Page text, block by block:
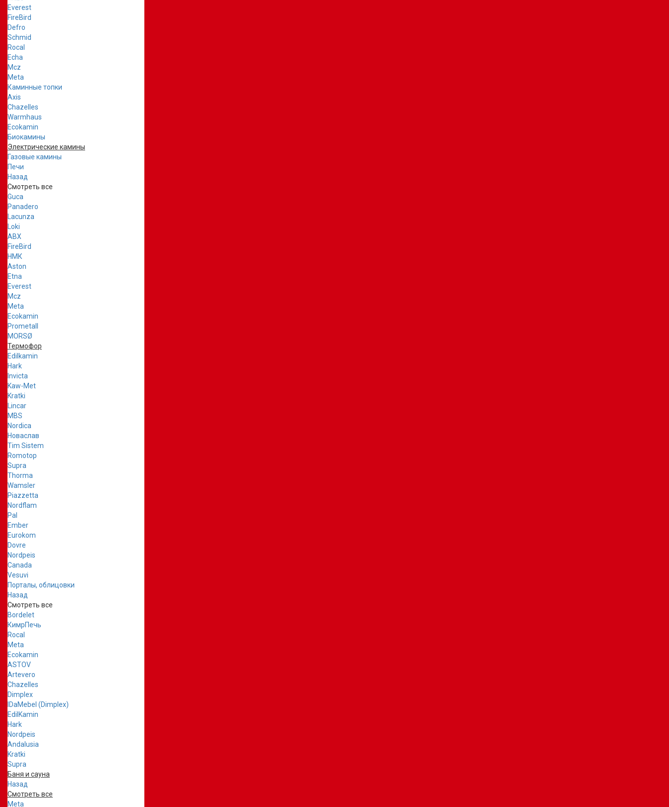
Everest
FireBird
Defro
Schmid
Rocal
Echa
Mcz
Meta
Каминные топки
Axis
Chazelles
Warmhaus
Ecokamin
Биокамины
Электрические камины
Газовые камины
Печи
Назад
Смотреть все
Guca
Panadero
Lacunza
Loki
ABX
FireBird
НМК
Aston
Etna
Everest
Mcz
Meta
Ecokamin
Prometall
MORSØ
Термофор
Edilkamin
Hark
Invicta
Kaw-Met
Kratki
Lincar
MBS
Nordica
Новаслав
Tim Sistem
Romotop
Supra
Thorma
Wamsler
Piazzetta
Nordflam
Pal
Ember
Eurokom
Dovre
Nordpeis
Canada
Vesuvi
Порталы, облицовки
Назад
Смотреть все
Bordelet
КимрПечь
Rocal
Meta
Ecokamin
ASTOV
Artevero
Chazelles
Dimplex
IDaMebel (Dimplex)
EdilKamin
Hark
Nordpeis
Andalusia
Kratki
Supra
Баня и сауна
Назад
Смотреть все
Meta